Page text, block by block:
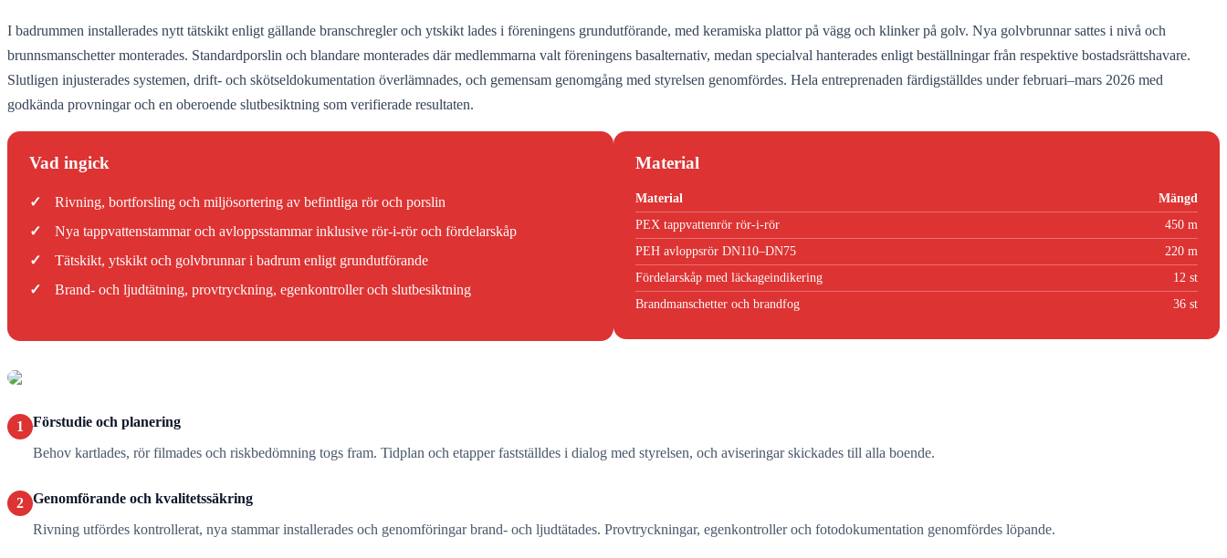
I badrummen installerades nytt tätskikt enligt gällande branschregler och ytskikt lades i föreningens grundutförande, med keramiska plattor på vägg och klinker på golv. Nya golvbrunnar sattes i nivå och
brunnsmanschetter monterades. Standardporslin och blandare monterades där medlemmarna valt föreningens basalternativ, medan specialval hanterades enligt beställningar från respektive bostadsrättshavare.
Slutligen injusterades systemen, drift- och skötseldokumentation överlämnades, och gemensam genomgång med styrelsen genomfördes. Hela entreprenaden färdigställdes under februari–mars 2026 med
godkända provningar och en oberoende slutbesiktning som verifierade resultaten.
Vad ingick
✓
Rivning, bortforsling och miljösortering av befintliga rör och porslin
✓
Nya tappvattenstammar och avloppsstammar inklusive rör-i-rör och fördelarskåp
✓
Tätskikt, ytskikt och golvbrunnar i badrum enligt grundutförande
✓
Brand- och ljudtätning, provtryckning, egenkontroller och slutbesiktning
Material
Material
Mängd
PEX tappvattenrör rör-i-rör
450 m
PEH avloppsrör DN110–DN75
220 m
Fördelarskåp med läckageindikering
12 st
Brandmanschetter och brandfog
36 st
1
Förstudie och planering
Behov kartlades, rör filmades och riskbedömning togs fram. Tidplan och etapper fastställdes i dialog med styrelsen, och aviseringar skickades till alla boende.
2 Genomförande och kvalitetssäkring
Rivning utfördes kontrollerat, nya stammar installerades och genomföringar brand- och ljudtätades. Provtryckningar, egenkontroller och fotodokumentation genomfördes löpande.